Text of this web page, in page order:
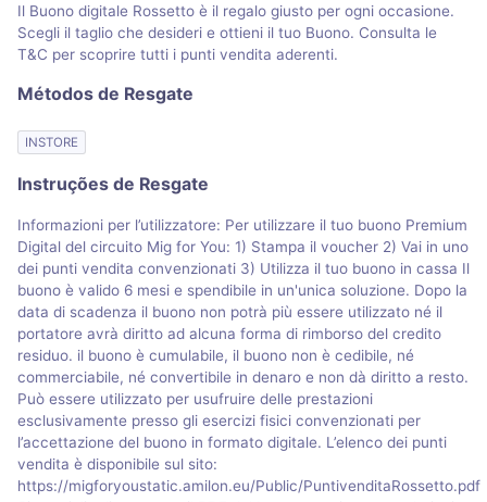
Il Buono digitale Rossetto è il regalo giusto per ogni occasione.
Scegli il taglio che desideri e ottieni il tuo Buono. Consulta le
T&C per scoprire tutti i punti vendita aderenti.
Métodos de Resgate
INSTORE
Instruções de Resgate
Informazioni per l’utilizzatore: Per utilizzare il tuo buono Premium
Digital del circuito Mig for You: 1) Stampa il voucher 2) Vai in uno
dei punti vendita convenzionati 3) Utilizza il tuo buono in cassa Il
buono è valido 6 mesi e spendibile in un'unica soluzione. Dopo la
data di scadenza il buono non potrà più essere utilizzato né il
portatore avrà diritto ad alcuna forma di rimborso del credito
residuo. il buono è cumulabile, il buono non è cedibile, né
commerciabile, né convertibile in denaro e non dà diritto a resto.
Può essere utilizzato per usufruire delle prestazioni
esclusivamente presso gli esercizi fisici convenzionati per
l’accettazione del buono in formato digitale. L’elenco dei punti
vendita è disponibile sul sito:
https://migforyoustatic.amilon.eu/Public/PuntivenditaRossetto.pdf